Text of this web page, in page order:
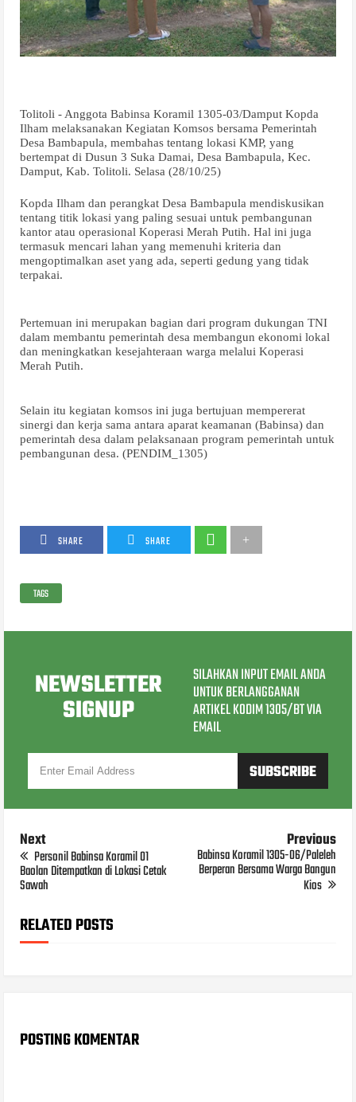
Tolitoli - Anggota Babinsa Koramil 1305-03/Damput Kopda
Ilham melaksanakan Kegiatan Komsos bersama Pemerintah
Desa Bambapula, membahas tentang lokasi KMP, yang
bertempat di Dusun 3 Suka Damai, Desa Bambapula, Kec.
Damput, Kab. Tolitoli. Selasa (28/10/25)
Kopda Ilham dan perangkat Desa Bambapula mendiskusikan
tentang titik lokasi yang paling sesuai untuk pembangunan
kantor atau operasional Koperasi Merah Putih. Hal ini juga
termasuk mencari lahan yang memenuhi kriteria dan
mengoptimalkan aset yang ada, seperti gedung yang tidak
terpakai.
Pertemuan ini merupakan bagian dari program dukungan TNI
dalam membantu pemerintah desa membangun ekonomi lokal
dan meningkatkan kesejahteraan warga melalui Koperasi
Merah Putih.
Selain itu kegiatan komsos ini juga bertujuan mempererat
sinergi dan kerja sama antara aparat keamanan (Babinsa) dan
pemerintah desa dalam pelaksanaan program pemerintah untuk
pembangunan desa. (PENDIM_1305)
SHARE SHARE
TAGS
NEWSLETTER
SIGNUP
SILAHKAN INPUT EMAIL ANDA
UNTUK BERLANGGANAN
ARTIKEL KODIM 1305/BT VIA
EMAIL
Next
Personil Babinsa Koramil 01
Baolan Ditempatkan di Lokasi Cetak
Sawah
Previous
Babinsa Koramil 1305-06/Paleleh
Berperan Bersama Warga Bangun
Kios
RELATED POSTS
POSTING KOMENTAR